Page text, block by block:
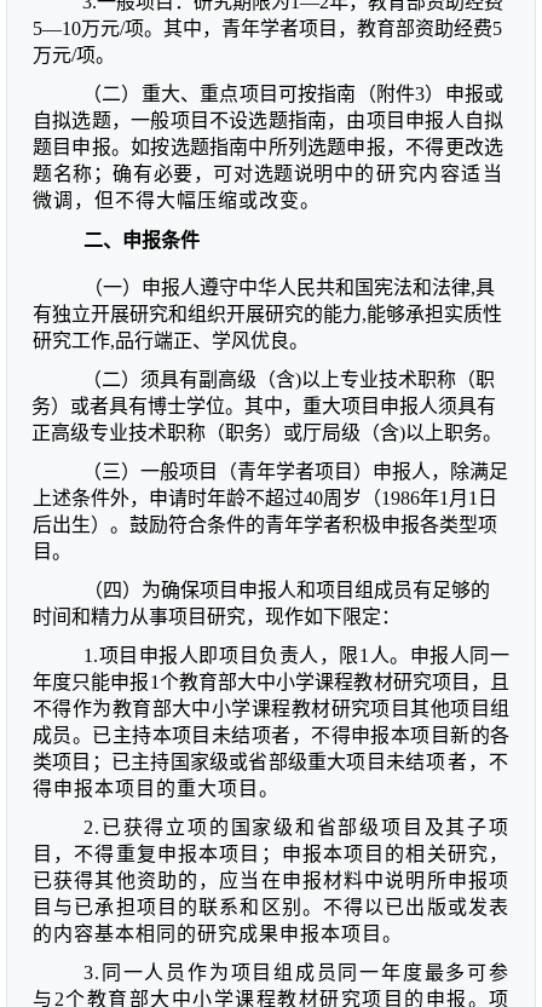
5—10万元/项。其中，青年学者项目，教育部资助经费5
万元/项。
（二）重大、重点项目可按指南（附件3） 申报或
自拟选题，一般项目不设选题指南，由项目申报人自拟
题目申报。如按选题指南中所列选题申报，不得更改选
题名称；确有必要，可对选题说明 中的研究内容适当
微调，但不得大幅压缩或改变。
二、申报条件
（一） 申报人遵守中华人民共和国宪法和法律,具
有独立开展研究和组织开展研究的能力,能够承担实质性
研究工作,品行端正、 学风优良。
（二）须具有副高级（含)以上专业技术职称（职
务）或者具有博士学位。其中，重大项目申报人须具有
正高级专业技术职称（职务）或厅局级（含)以上职务。
（三）一般项目（青年学者项目）申报人，除满足
上述条件外， 申请时年龄不超过40周岁（1986年1 月 1日
后出生）。鼓励符合条件的青年学者积极申报各类型项
目。
（四）为确保项目申报人和项目组成员有足够的
时间和精力从事项目研究，现作如下限定：
1.项目申报人即项目负责人，限1 人。申报人同 一
年度只能申报1个教育部大中小学课程教材研究项目，且
不得作为教育部大中小学课程教材研究项目其他项目组
成员。 已主持本项目未结项者，不得申报本项目新的各
类项目；已主持国家级或省部级重大项目未结项者，不
得申报本项目的重大项目。
2.已获得立项的国家级和省部级项目及其子项
目，不得重复申报本项目；申报本项目的相关研究，
已获得其他资助的，应当在申报材料中说明所申报项
目与已承担项目的联系和区别。不得以已出版或发表
的内容基本相同的研究成果申报本项目。
3.同一人员作为项目组成员同一年度最多可参
与2个教育部大中小学课程教材研究项目的申报。项